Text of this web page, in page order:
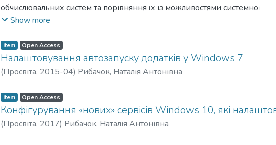
обчислювальних систем та порівняння їх із можливостями системної
утиліти Performance Monitor.
Show more
Item Open Access
Налаштовування автозапуску додатків у Windows 7
(Просвіта, 2015-04) Рибачок, Наталія Антонівна
Item Open Access
Конфігурування «нових» сервісів Windows 10, які
(Просвіта, 2017) Рибачок, Наталія Антонівна